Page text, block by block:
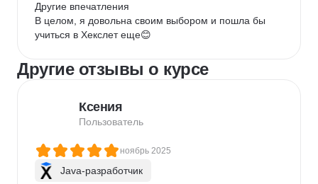
Другие впечатления
В целом, я довольна своим выбором и пошла бы
учиться в Хекслет еще😊
Другие отзывы о курсе
Ксения
Пользователь
ноябрь 2025
Java-разработчик